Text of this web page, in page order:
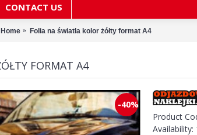
CONTACT US
Home Folia na światła kolor żółty format A4
FORMAT A4
-40%
Product
Availability: